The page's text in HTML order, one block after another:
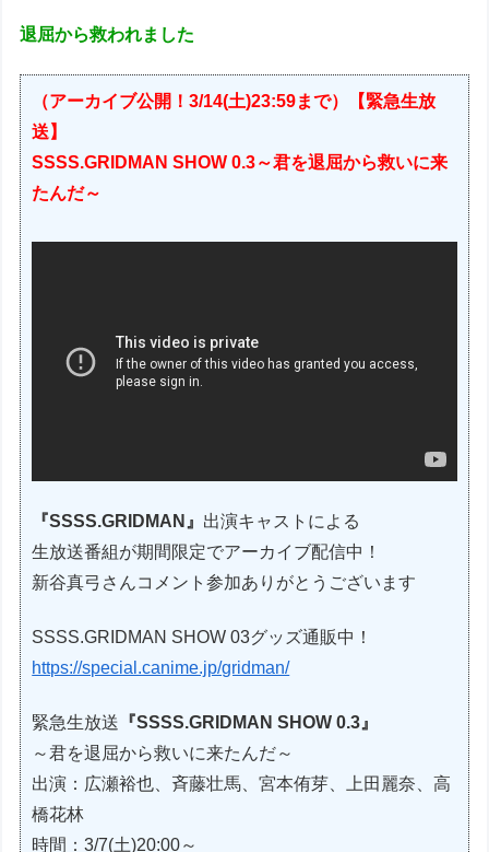
退屈から救われました
（アーカイブ公開！3/14(土)23:59まで）【緊急生放
送】
SSSS.GRIDMAN SHOW 0.3～君を退屈から救いに来
たんだ～
『SSSS.GRIDMAN』 出演キャストによる
生放送番組が期間限定でアーカイブ配信中！
新谷真弓さんコメント参加ありがとうございます
SSSS.GRIDMAN SHOW 03グッズ通販中！
https://special.canime.jp/gridman/
緊急生放送 『SSSS.GRIDMAN SHOW 0.3』
～君を退屈から救いに来たんだ～
出演：広瀬裕也、斉藤壮馬、宮本侑芽、上田麗奈、高
橋花林
時間：3/7(土)20:00～